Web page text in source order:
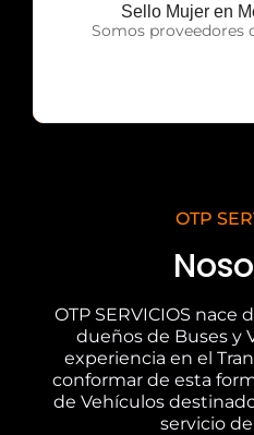
Sello Mujer en
Somos proveedores
OTP
OTP
OTP SERVICIOS nace
dueños de Buses y
experiencia en el
conformar de esta
de Vehículos
servicio